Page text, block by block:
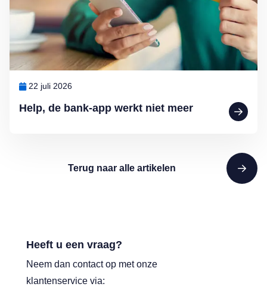
Help, de bank-app werkt niet meer
22 juli 2026
Terug naar alle artikelen
Heeft u een vraag?
Neem dan contact op met onze
klantenservice via: